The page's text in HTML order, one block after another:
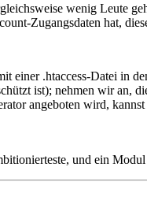
wenig Leute
Zugangsdaten hat,
einer .htaccess-Datei
ist); nehmen wir an,
angeboten wird,
und ein